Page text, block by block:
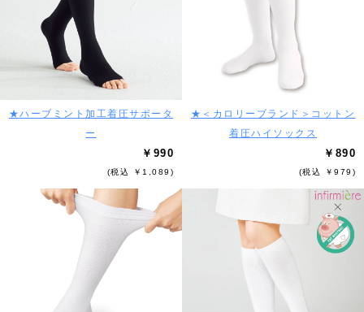
★ハーブミント加工着圧サポータ
ー
￥990
(税込 ￥1,089)
★＜カロリーブランド＞コットン
着圧ハイソックス
￥890
(税込 ￥979)